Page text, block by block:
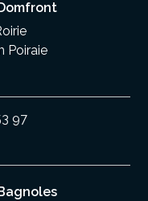
Poiraie
97